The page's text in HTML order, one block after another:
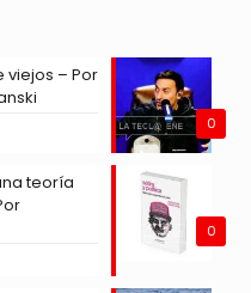
0
viejos – Por
0
teoría